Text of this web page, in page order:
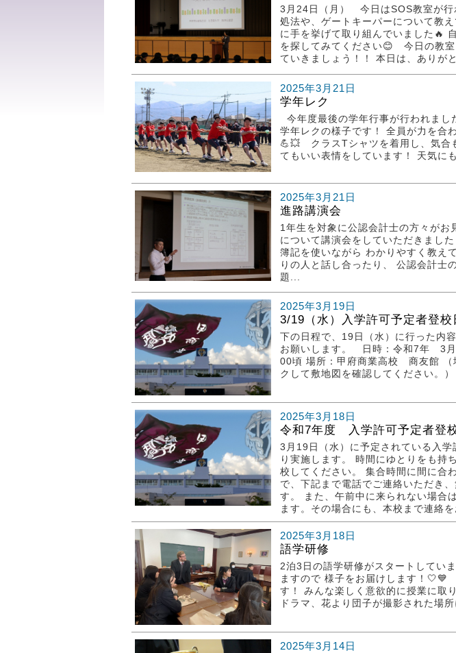
3月24日（月） 今日はSOS教室が行
処法や、ゲートキーパーについて教
に手を挙げて取り組んでいました🔥
を探してみてください😊 今日の教室
ていきましょう！！ 本日は、ありが
2025年3月21日
学年レク
今年度最後の学年行事が行われま
学年レクの様子です！ 全員が力を合
💪💥 クラスTシャツを着用し、気合
てもいい表情をしています！ 天気に
2025年3月21日
進路講演会
1年生を対象に公認会計士の方々がお
について講演会をしていただきま
簿記を使いながら わかりやすく教
りの人と話し合ったり、 公認会計士
題...
2025年3月19日
3/19（水）入学許可予定者登
下の日程で、19日（水）に行った内
お願いします。 日時：令和7年 3月
00頃 場所：甲府商業高校 商友館 （
クして敷地図を確認してください。
2025年3月18日
令和7年度 入学許可予定者登
3月19日（水）に予定されている入学
り実施します。 時間にゆとりをも持
校してください。 集合時間に間に合
で、下記まで電話でご連絡いただき
す。 また、午前中に来られない場合
ます。その場合にも、本校まで連絡
2025年3月18日
語学研修
2泊3日の語学研修がスタートしてい
ますので 様子をお届けします！
す！ みんな楽しく意欲的に授業に
ドラマ、花より団子が撮影された場
2025年3月14日